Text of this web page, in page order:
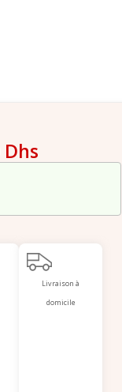
Dhs
Livraison à
domicile